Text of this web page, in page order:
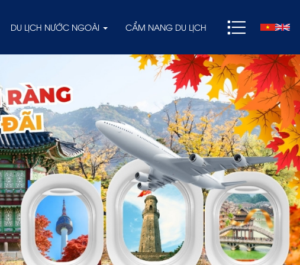
DU LỊCH NƯỚC NGOÀI CẨM NANG DU LỊCH